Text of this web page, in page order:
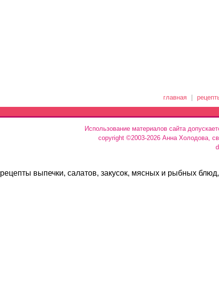
главная
Использование материалов сайта
copyright ©2003-2026 Анна Холодова,
рецепты выпечки, салатов, закусок, мясных и рыбных